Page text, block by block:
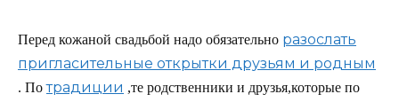
Перед кожаной свадьбой надо обязательно разослать
пригласительные открытки друзьям и родным
. По традиции ,те родственники и друзья,которые по